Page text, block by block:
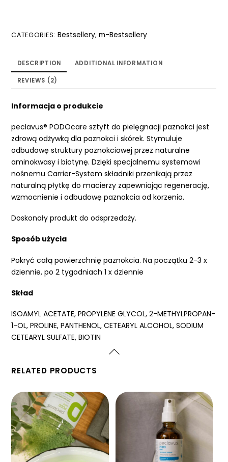
CATEGORIES: Bestsellery,m-Bestsellery
DESCRIPTION ADDITIONAL INFORMATION
REVIEWS (2)
Informacja o produkcie
peclavus® PODOcare sztyft do pielęgnacji paznokci jest
zdrową odżywką dla paznokci i skórek. Stymuluje
odbudowę struktury paznokciowej przez naturalne
aminokwasy i biotynę. Dzięki specjalnemu systemowi
nośnemu Carrier-System składniki przenikają przez
naturalną płytkę do macierzy zapewniając regenerację,
wzmocnienie i odbudowę paznokcia od korzenia.
Doskonały produkt do odsprzedaży.
Sposób użycia
Pokryć całą powierzchnię paznokcia. Na początku 2-3 x
dziennie, po 2 tygodniach 1 x dziennie
Skład
ISOAMYL ACETATE, PROPYLENE GLYCOL, 2-METHYLPROPAN-
1-OL, PROLINE, PANTHENOL, CETEARYL ALCOHOL, SODIUM
CETEARYL SULFATE, BIOTIN
RELATED PRODUCTS